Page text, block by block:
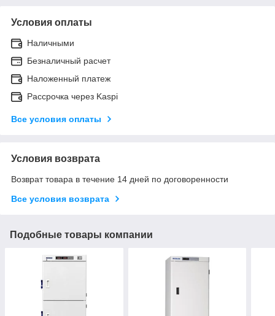
Условия оплаты
Наличными
Безналичный расчет
Наложенный платеж
Рассрочка через Kaspi
Все условия оплаты
Условия возврата
Возврат товара в течение 14 дней по договоренности
Все условия возврата
Подобные товары компании